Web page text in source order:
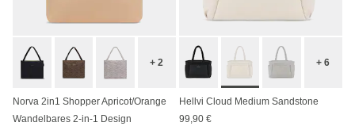
+ 2
Norva 2in1 Shopper Apricot/Orange
Wandelbares 2-in-1 Design
+ 6
Hellvi Cloud Medium Sandstone
99,90 €